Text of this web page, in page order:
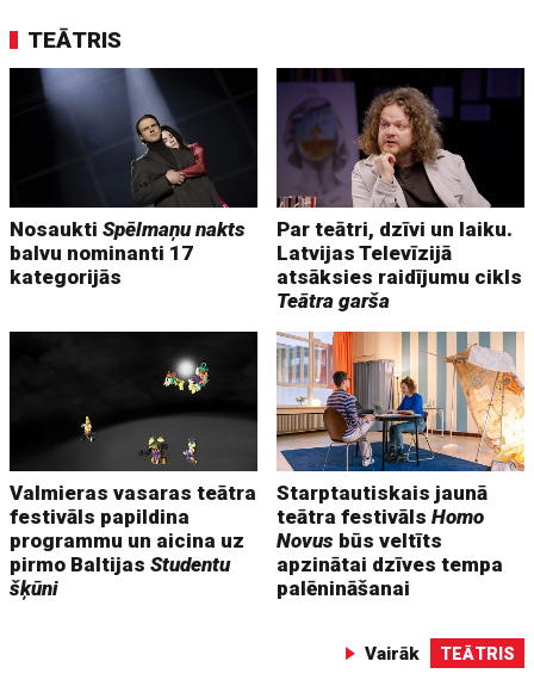
TEĀTRIS
NosauktiSpēlmaņu nakts
balvu nominanti 17
kategorijās
Par teātri, dzīvi un laiku.
Latvijas Televīzijā
atsāksies raidījumu cikls
Teātra garša
Valmieras vasaras teātra
festivāls papildina
programmu un aicina uz
pirmo BaltijasStudentu
šķūni
Starptautiskais jaunā
teātra festivālsHomo
Novus būs veltīts
apzinātai dzīves tempa
palēnināšanai
Vairāk TEĀTRIS